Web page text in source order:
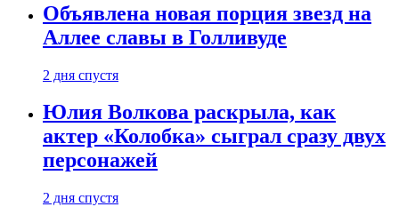
Объявлена новая порция звезд на
Аллее славы в Голливуде
2 дня спустя
Юлия Волкова раскрыла, как
актер «Колобка» сыграл сразу двух
персонажей
2 дня спустя